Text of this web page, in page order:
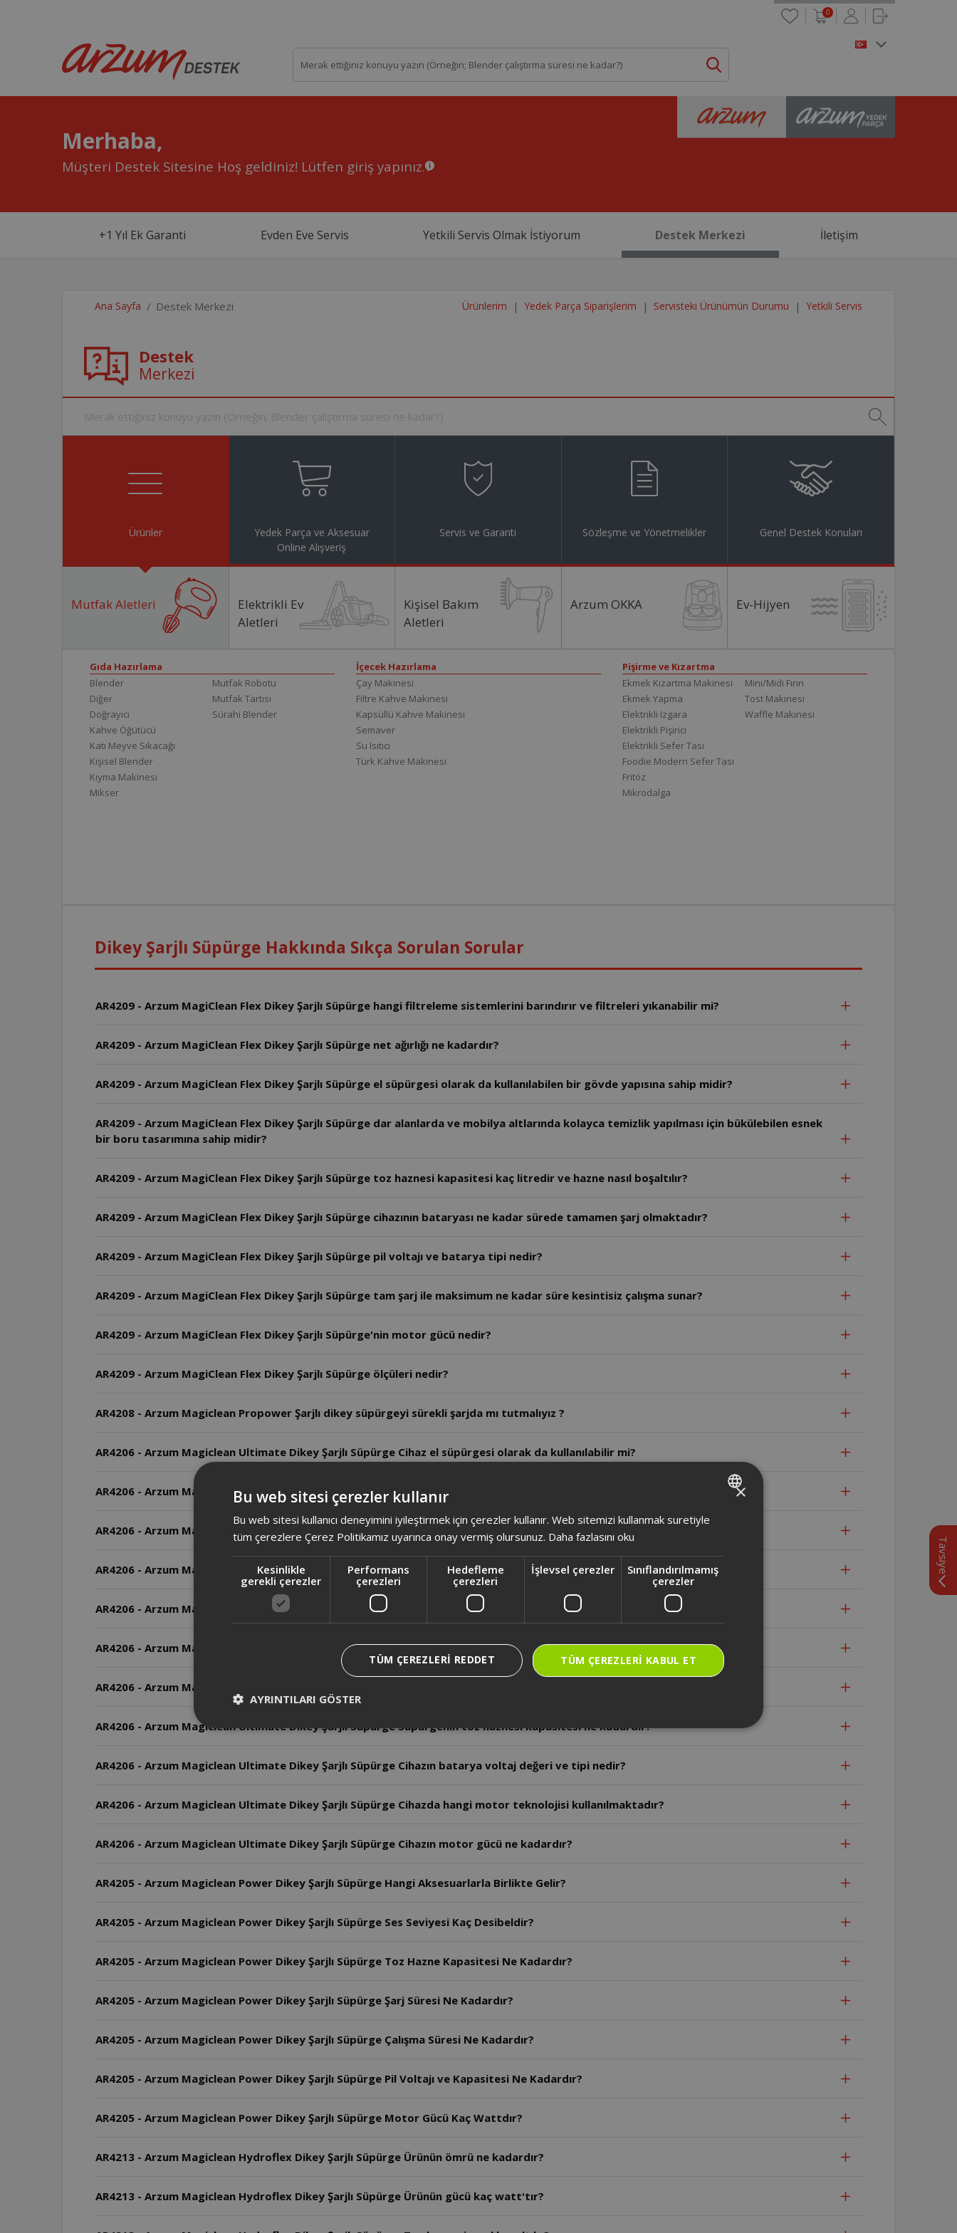
0
Merhaba,
Müşteri Destek Sitesine Hoş geldiniz! Lütfen giriş yapınız.
+1 Yıl Ek Garanti Evden Eve Servis Yetkili Servis Olmak İstiyorum Destek Merkezi İletişim
Ana Sayfa Destek Merkezi Ürünlerim Yedek Parça Siparişlerim Servisteki Ürünümün Durumu Yetkili Servis
Destek
Merkezi
Ürünler
Yedek Parça ve Aksesuar
Online Alışveriş
Servis ve Garanti Sözleşme ve Yönetmelikler Genel Destek Konuları
Mutfak Aletleri
Elektrikli Ev
Aletleri
Kişisel Bakım
Aletleri
Arzum OKKA Ev-Hijyen
Gıda Hazırlama
Blender
Diğer
Doğrayıcı
Kahve Öğütücü
Katı Meyve Sıkacağı
Kişisel Blender
Kıyma Makinesi
Mikser
Mutfak Robotu
Mutfak Tartısı
Sürahi Blender
İçecek Hazırlama
Çay Makinesi
Filtre Kahve Makinesi
Kapsüllü Kahve Makinesi
Semaver
Su Isıtıcı
Türk Kahve Makinesi
Pişirme ve Kızartma
Ekmek Kızartma Makinesi
Ekmek Yapma
Elektrikli Izgara
Elektrikli Pişirici
Elektrikli Sefer Tası
Foodie Modern Sefer Tası
Fritöz
Mikrodalga
Mini/Midi Fırın
Tost Makinesi
Waffle Makinesi
Dikey Şarjlı Süpürge Hakkında Sıkça Sorulan Sorular
AR4209 - Arzum MagiClean Flex Dikey Şarjlı Süpürge hangi filtreleme sistemlerini barındırır ve filtreleri yıkanabilir mi?
AR4209 - Arzum MagiClean Flex Dikey Şarjlı Süpürge net ağırlığı ne kadardır?
AR4209 - Arzum MagiClean Flex Dikey Şarjlı Süpürge el süpürgesi olarak da kullanılabilen bir gövde yapısına sahip midir?
AR4209 - Arzum MagiClean Flex Dikey Şarjlı Süpürge dar alanlarda ve mobilya altlarında kolayca temizlik yapılması için bükülebilen esnek
bir boru tasarımına sahip midir?
AR4209 - Arzum MagiClean Flex Dikey Şarjlı Süpürge toz haznesi kapasitesi kaç litredir ve hazne nasıl boşaltılır?
AR4209 - Arzum MagiClean Flex Dikey Şarjlı Süpürge cihazının bataryası ne kadar sürede tamamen şarj olmaktadır?
AR4209 - Arzum MagiClean Flex Dikey Şarjlı Süpürge pil voltajı ve batarya tipi nedir?
AR4209 - Arzum MagiClean Flex Dikey Şarjlı Süpürge tam şarj ile maksimum ne kadar süre kesintisiz çalışma sunar?
AR4209 - Arzum MagiClean Flex Dikey Şarjlı Süpürge'nin motor gücü nedir?
AR4209 - Arzum MagiClean Flex Dikey Şarjlı Süpürge ölçüleri nedir?
AR4208 - Arzum Magiclean Propower Şarjlı dikey süpürgeyi sürekli şarjda mı tutmalıyız ?
AR4206 - Arzum Magiclean Ultimate Dikey Şarjlı Süpürge Cihaz el süpürgesi olarak da kullanılabilir mi?
AR4206 - Arzum Magiclean Ultimate Dikey Şarjlı Süpürge Evcil hayvan sahipleri için uygun bir başlığı var mı?
AR4206 - Arzum Magiclean Ultimate Dikey Şarjlı Süpürge Karanlık alanların temizliği için bir kolaylık sunuyor mu?
AR4206 - Arzum Magiclean Ultimate Dikey Şarjlı Süpürge Toz haznesi nasıl temizlenir?
AR4206 - Arzum Magiclean Ultimate Dikey Şarjlı Süpürge Ürünün emiş türü nedir ve ıslak zeminlerde kullanılabilir mi?
AR4206 - Arzum Magiclean Ultimate Dikey Şarjlı Süpürge Boş bataryanın tam şarj olma süresi ne kadardır?
AR4206 - Arzum Magiclean Ultimate Dikey Şarjlı Süpürge Tam şarj ile kesintisiz çalışma süresi kaç dakikadır?
AR4206 - Arzum Magiclean Ultimate Dikey Şarjlı Süpürge Süpürgenin toz haznesi kapasitesi ne kadardır?
AR4206 - Arzum Magiclean Ultimate Dikey Şarjlı Süpürge Cihazın batarya voltaj değeri ve tipi nedir?
AR4206 - Arzum Magiclean Ultimate Dikey Şarjlı Süpürge Cihazda hangi motor teknolojisi kullanılmaktadır?
AR4206 - Arzum Magiclean Ultimate Dikey Şarjlı Süpürge Cihazın motor gücü ne kadardır?
AR4205 - Arzum Magiclean Power Dikey Şarjlı Süpürge Hangi Aksesuarlarla Birlikte Gelir?
AR4205 - Arzum Magiclean Power Dikey Şarjlı Süpürge Ses Seviyesi Kaç Desibeldir?
AR4205 - Arzum Magiclean Power Dikey Şarjlı Süpürge Toz Hazne Kapasitesi Ne Kadardır?
AR4205 - Arzum Magiclean Power Dikey Şarjlı Süpürge Şarj Süresi Ne Kadardır?
AR4205 - Arzum Magiclean Power Dikey Şarjlı Süpürge Çalışma Süresi Ne Kadardır?
AR4205 - Arzum Magiclean Power Dikey Şarjlı Süpürge Pil Voltajı ve Kapasitesi Ne Kadardır?
AR4205 - Arzum Magiclean Power Dikey Şarjlı Süpürge Motor Gücü Kaç Wattdır?
AR4213 - Arzum Magiclean Hydroflex Dikey Şarjlı Süpürge Ürünün ömrü ne kadardır?
AR4213 - Arzum Magiclean Hydroflex Dikey Şarjlı Süpürge Ürünün gücü kaç watt'tır?
Tavsiye
TURKISH
×
Bu web sitesi çerezler kullanır
Bu web sitesi kullanıcı deneyimini iyileştirmek için çerezler kullanır. Web sitemizi kullanmak suretiyle
tüm çerezlere Çerez Politikamız uyarınca onay vermiş olursunuz. Daha fazlasını oku
Kesinlikle
gerekli çerezler
Performans
çerezleri
Hedefleme
çerezleri
İşlevsel çerezler
Sınıflandırılmamış
çerezler
TÜM ÇEREZLERI KABUL ET
TÜM ÇEREZLERI REDDET
AYRINTILARI GÖSTER